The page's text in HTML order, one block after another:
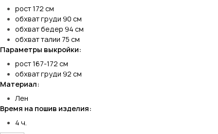
рост 172 см
обхват груди 90 см
обхват бедер 94 см
обхват талии 75 см
Параметры выкройки:
рост 167-172 см
обхват груди 92 см
Материал:
Лен
Время на пошив изделия:
4 ч.